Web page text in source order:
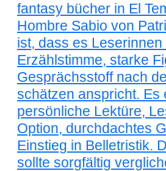
fantasy bücher in El
Hombre Sabio von
ist, dass es
Erzählstimme, starke
Gesprächsstoff nach
schätzen anspricht. Es
persönliche Lektüre,
Option, durchdachtes
Einstieg in Belletristik.
sollte sorgfältig